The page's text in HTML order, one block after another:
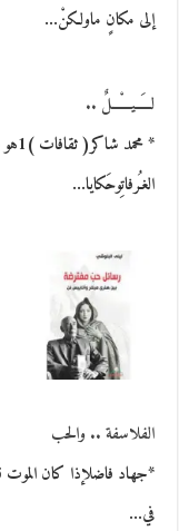
إلى مكانٍ ماولكنْ…
لــَـــيـْـــــلٌ ..
*
الغـُرفاتِوحَكايا…
الفلاسفة .. والحب
*جهاد فاضلإذا كان الموت
في…